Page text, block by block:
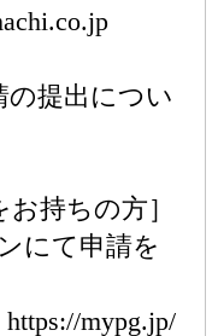
提出につい
持ちの方］
にて申請を
mypg.jp/